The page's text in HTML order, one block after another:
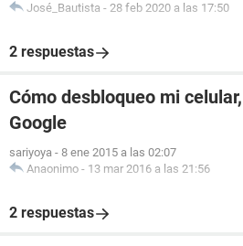
José_Bautista - 28 feb 2020 a las 17:50
2 respuestas
Cómo desbloqueo mi
Google
sariyoya - 8 ene 2015 a las 02:07
Anaonimo - 13 mar 2016 a las 21:56
2 respuestas